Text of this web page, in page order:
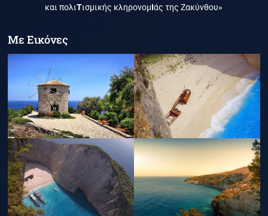
και πολιΤισμικής κληρονομΙάς της Ζακύνθου»
Με Εικόνες